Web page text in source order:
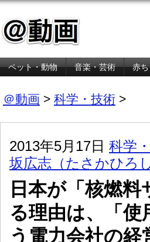
ペット・動物 音楽・芸術 赤
＠動画 > 科学・技術 >
2013年5月17日 科学
坂広志（たさかひろし
日本が「核燃
る理由は、「使
う電力会社の経